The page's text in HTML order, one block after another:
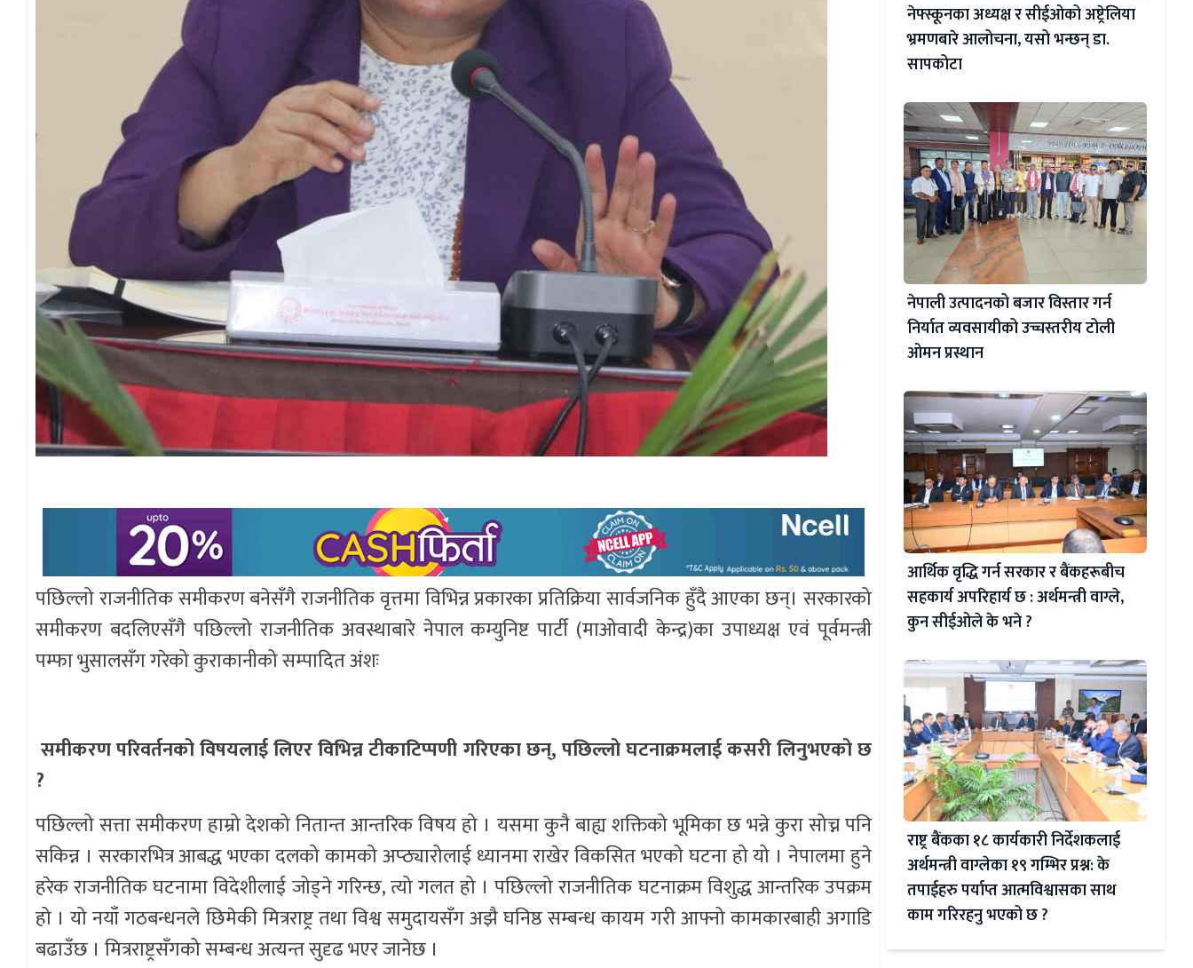
पछिल्लो राजनीतिक समीकरण बनेसँगै राजनीतिक वृत्तमा विभिन्न प्रकारका प्रतिक्रिया सार्वजनिक हुँदै आएका छन्। सरकारको
समीकरण बदलिएसँगै पछिल्लो राजनीतिक अवस्थाबारे नेपाल कम्युनिष्ट पार्टी (माओवादी केन्द्र)का उपाध्यक्ष एवं पूर्वमन्त्री
पम्फा भुसालसँग गरेको कुराकानीको सम्पादित अंशः
समीकरण परिवर्तनको विषयलाई लिएर विभिन्न टीकाटिप्पणी गरिएका छन्, पछिल्लो घटनाक्रमलाई कसरी लिनुभएको छ
?
पछिल्लो सत्ता समीकरण हाम्रो देशको नितान्त आन्तरिक विषय हो । यसमा कुनै बाह्य शक्तिको भूमिका छ भन्ने कुरा सोच्न पनि
सकिन्न । सरकारभित्र आबद्ध भएका दलको कामको अप्ठ्यारोलाई ध्यानमा राखेर विकसित भएको घटना हो यो । नेपालमा हुने
हरेक राजनीतिक घटनामा विदेशीलाई जोड्ने गरिन्छ, त्यो गलत हो । पछिल्लो राजनीतिक घटनाक्रम विशुद्ध आन्तरिक उपक्रम
हो । यो नयाँ गठबन्धनले छिमेकी मित्रराष्ट्र तथा विश्व समुदायसँग अझै घनिष्ठ सम्बन्ध कायम गरी आफ्नो कामकारबाही अगाडि
बढाउँछ । मित्रराष्ट्रसँगको सम्बन्ध अत्यन्त सुदृढ भएर जानेछ ।
नेफ्स्कूनका अध्यक्ष र सीईओको अष्ट्रेलिया
भ्रमणबारे आलोचना, यसो भन्छन् डा‍.
सापकोटा
नेपाली उत्पादनको बजार विस्तार गर्न
निर्यात व्यवसायीको उच्चस्तरीय टोली
ओमन प्रस्थान
आर्थिक वृद्धि गर्न सरकार र बैंकहरूबीच
सहकार्य अपरिहार्य छ : अर्थमन्त्री वाग्ले,
कुन सीईओले के भने ?
राष्ट्र बैंकका १८ कार्यकारी निर्देशकलाई
अर्थमन्त्री वाग्लेका १९ गम्भिर प्रश्न: के
तपाईहरु पर्याप्त आत्मविश्वासका साथ
काम गरिरहनु भएको छ ?